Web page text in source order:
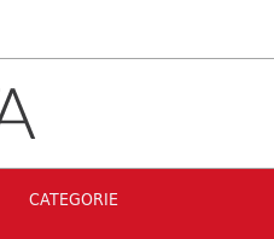
CATEGORIE